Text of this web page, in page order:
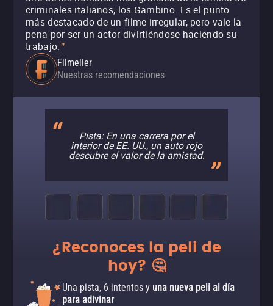
criminales italianos, los Gambino. Es el punto
más destacado de un filme irregular, pero vale la
pena por ser un actor divirtiéndose haciendo su
trabajo."
Filmelier
Nuestras recomendaciones
Pista: En una carrera por el
interior de EE. UU., un auto rojo
descubre el valor de la amistad.
¿Reconoces la peli de
hoy? 🤔
Una pista, 6 intentos y una nueva peli al día
para adivinar